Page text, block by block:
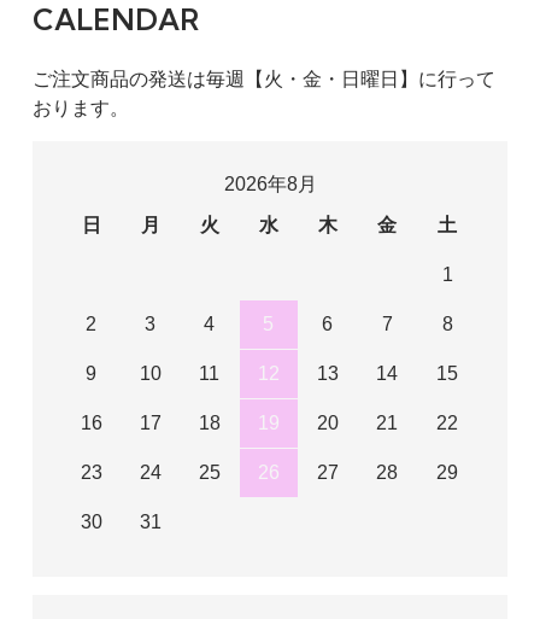
CALENDAR
ご注文商品の発送は毎週【火・金・日曜日】に行って
おります。
2026年8月
日
月 火 水 木 金 土
1
2 3 4 5 6 7 8
9 10 11 12 13 14 15
16 17 18 19 20 21 22
23 24 25 26 27 28 29
30 31